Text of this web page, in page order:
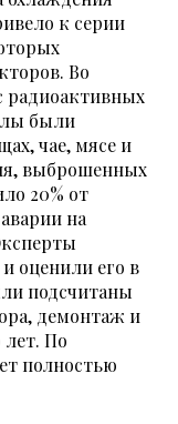
к серии
Во
радиоактивных
были
чае, мясе и
выброшенных
20% от
на
оценили его в
подсчитаны
демонтаж и
лет. По
полностью